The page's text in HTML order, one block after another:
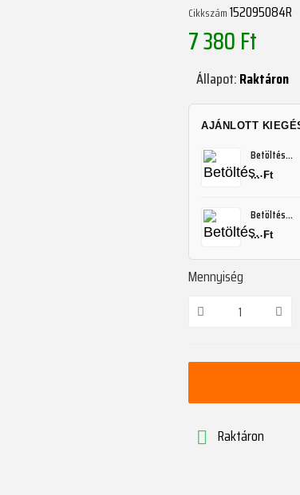
Cikkszám152095084R
7 380 Ft
Állapot:Raktáron
AJÁNLOTT
Betöltés...
... Ft
Betöltés...
... Ft
Mennyiség
 Raktáron